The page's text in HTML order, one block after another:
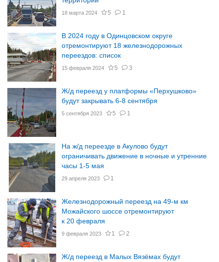
18 марта 2024 5 1
В 2024 году в Одинцовском округе
отремонтируют 18 железнодорожных
переездов: список
15 февраля 2024 5 3
Ж/д переезд у платформы «Перхушково»
будут закрывать 6-8 сентября
5 сентября 2023 5 1
На ж/д переезде в Акулово будут
ограничивать движение в ночные и утренние
часы 1-5 мая
29 апреля 2023 1
Железнодорожный переезд на 49-м км
Можайского шоссе отремонтируют
к 20 февраля
9 февраля 2023 1 2
Ж/д переезд в Малых Вязёмах будут